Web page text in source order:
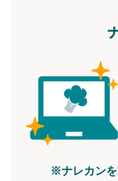
※ナレカンを